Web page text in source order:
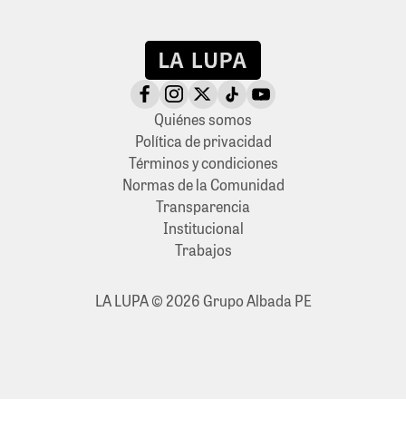
Quiénes somos
Política de privacidad
Términos y condiciones
Normas de la Comunidad
Transparencia
Institucional
Trabajos
LA LUPA © 2026 Grupo Albada PE